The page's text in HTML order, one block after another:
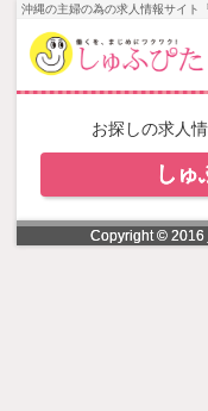
NowLoading
沖縄の主婦の為の求人情報サイト
お探しの求人
し
Copyright © 2016